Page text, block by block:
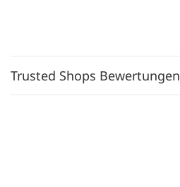
Trusted Shops Bewertungen